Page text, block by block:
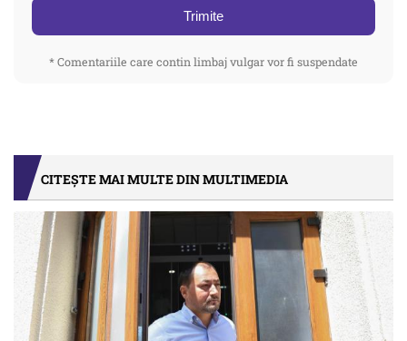
Trimite
* Comentariile care contin limbaj vulgar vor fi suspendate
CITEȘTE MAI MULTE DIN MULTIMEDIA